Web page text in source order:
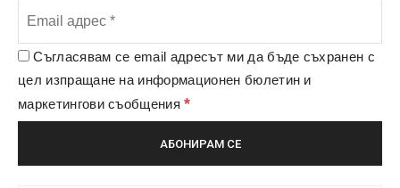
Съгласявам се email адресът ми да бъде съхранен с
цел изпращане на информационен бюлетин и
маркетингови съобщения*